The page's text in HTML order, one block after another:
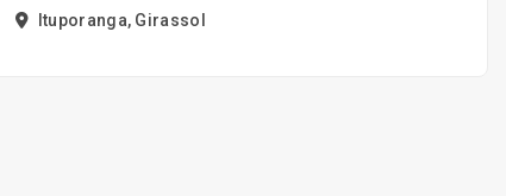
Ituporanga, Girassol